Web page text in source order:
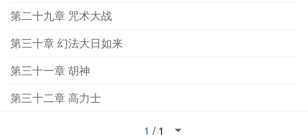
第二十九章 咒术大战
第三十章 幻法大日如来
第三十一章 胡神
第三十二章 高力士
1 /1